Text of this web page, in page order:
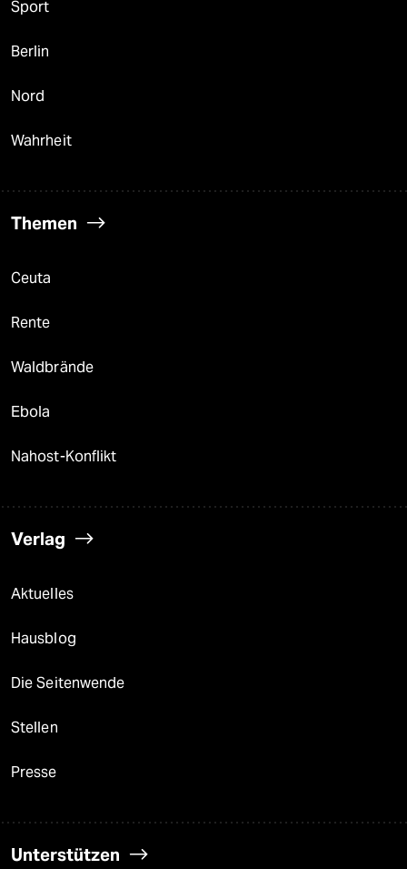
Sport
Berlin
Nord
Wahrheit
Themen
Ceuta
Rente
Waldbrände
Ebola
Nahost-Konflikt
Verlag
Aktuelles
Hausblog
Die Seitenwende
Stellen
Presse
Unterstützen